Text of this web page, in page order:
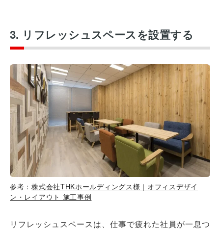
3. リフレッシュスペースを設置する
参考：株式会社THKホールディングス様｜オフィスデザイ
ン・レイアウト 施工事例
リフレッシュスペースは、仕事で疲れた社員が一息つ